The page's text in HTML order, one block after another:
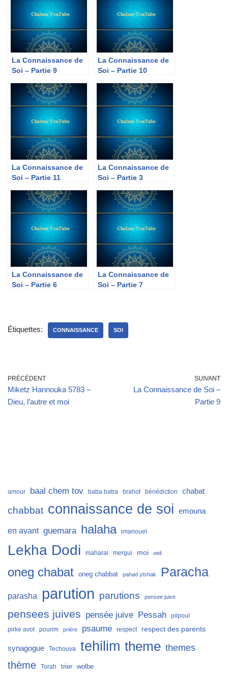
La Connaissance de
Soi – Partie 9
La Connaissance de
Soi – Partie 10
La Connaissance de
Soi – Partie 11
La Connaissance de
Soi – Partie 3
La Connaissance de
Soi – Partie 6
La Connaissance de
Soi – Partie 7
Étiquettes: CONNAISSANCE SOI
PRÉCÉDENT
Miketz Hannouka 5783 –
Dieu, l’autre et moi
SUIVANT
La Connaissance de Soi –
Partie 9
amour baal chem tov baba batra brahot bénédiction chabat
chabbat connaissance de soi emouna
en avant guemara halaha imanouel
Lekha Dodi maharal mergui moi oeil
oneg chabat oneg chabbat pahad ytshak Paracha
parasha parution parutions pensee juive
pensees juives pensée juive Pessah
pilpoul
pirke avot
pourim prière psaume respect respect des parents
synagogue Techouva tehilim theme themes
thème Torah trier wolbe